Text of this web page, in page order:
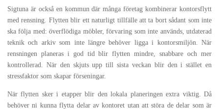
Sigtuna är också en kommun där många företag kombinerar kontorsflytt
med rensning. Flytten blir ett naturligt tillfälle att ta bort sådant som inte
ska följa med: överflödiga möbler, förvaring som inte används, utdaterad
teknik och arkiv som inte längre behöver ligga i kontorsmiljön. När
rensningen planeras i god tid blir flytten mindre, snabbare och mer
kontrollerad. När den skjuts upp till sista veckan blir den i stället en
stressfaktor som skapar förseningar.
När flytten sker i etapper blir den lokala planeringen extra viktig. Då
behöver ni kunna flytta delar av kontoret utan att störa de delar som är